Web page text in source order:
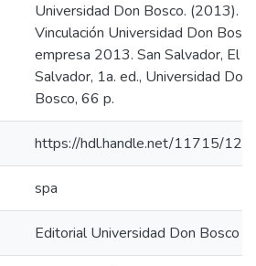
Universidad Don Bosco. (2013).
Vinculación Universidad Don Bosco
empresa 2013. San Salvador, El
Salvador, 1a. ed., Universidad Don
Bosco, 66 p.
https://hdl.handle.net/11715/
spa
Editorial Universidad Don Bosco